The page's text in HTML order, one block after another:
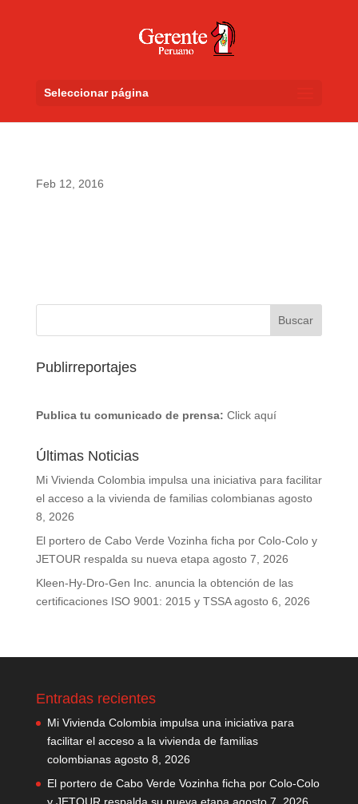
Seleccionar página
Feb 12, 2016
Publirreportajes
Publica tu comunicado de prensa: Click aquí
Últimas Noticias
Mi Vivienda Colombia impulsa una iniciativa para facilitar
el acceso a la vivienda de familias colombianas agosto
8, 2026
El portero de Cabo Verde Vozinha ficha por Colo-Colo y
JETOUR respalda su nueva etapa agosto 7, 2026
Kleen-Hy-Dro-Gen Inc. anuncia la obtención de las
certificaciones ISO 9001: 2015 y TSSA agosto 6, 2026
Entradas recientes
Mi Vivienda Colombia impulsa una iniciativa para
facilitar el acceso a la vivienda de familias
colombianas agosto 8, 2026
El portero de Cabo Verde Vozinha ficha por Colo-Colo